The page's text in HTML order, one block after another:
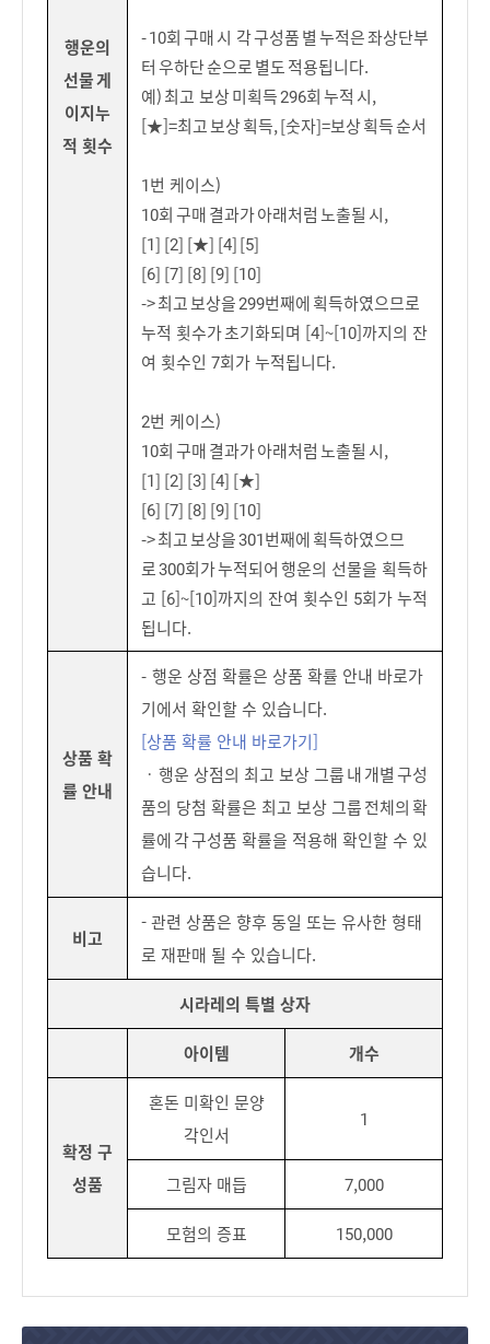
행운의
선물 게
이지누
적 횟수
- 10회 구매 시 각 구성품 별 누적은 좌상단부
터 우하단 순으로 별도 적용됩니다.
예) 최고 보상 미획득 296회 누적 시,
[★]=최고 보상 획득, [숫자]=보상 획득 순서
1번 케이스)
10회 구매 결과가 아래처럼 노출될 시,
[1] [2] [★] [4] [5]
[6] [7] [8] [9] [10]
-> 최고 보상을 299번째에 획득하였으므로
누적 횟수가 초기화되며 [4]~[10]까지의 잔
여 횟수인 7회가 누적됩니다.
2번 케이스)
10회 구매 결과가 아래처럼 노출될 시,
[1] [2] [3] [4] [★]
[6] [7] [8] [9] [10]
-> 최고 보상을 301번째에 획득하였으므
로 300회가 누적되어 행운의 선물을 획득하
고 [6]~[10]까지의 잔여 횟수인 5회가 누적
됩니다.
상품 확
률 안내
- 행운 상점 확률은 상품 확률 안내 바로가
기에서 확인할 수 있습니다.
[상품 확률 안내 바로가기]
ㆍ 행운 상점의 최고 보상 그룹 내 개별 구성
품의 당첨 확률은 최고 보상 그룹 전체의 확
률에 각 구성품 확률을 적용해 확인할 수 있
습니다.
비고
- 관련 상품은 향후 동일 또는 유사한 형태
로 재판매 될 수 있습니다.
시라레의 특별 상자
아이템 개수
확정 구
성품
혼돈 미확인 문양
각인서
1
그림자 매듭 7,000
모험의 증표 150,000